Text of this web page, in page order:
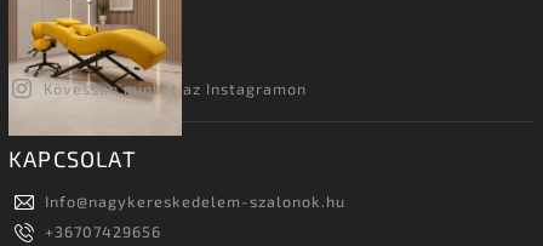
Kövessen minket az Instagramon
KAPCSOLAT
Info@nagykereskedelem-szalonok.hu
+36707429656